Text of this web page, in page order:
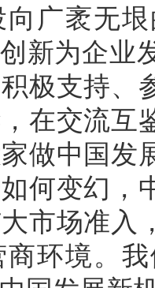
广袤无
新为企业
极支持、
在交流互
做中国发
何变幻，
市场准入
环境。